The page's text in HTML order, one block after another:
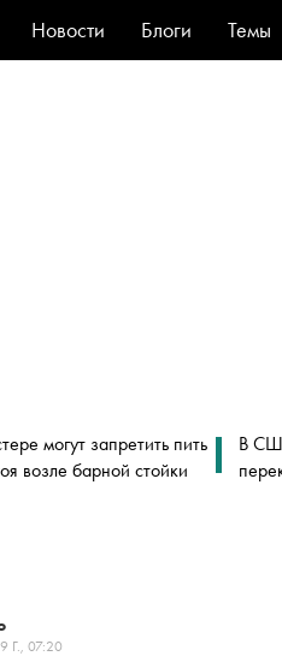
Новости Блоги Темы
Стиль
могут запретить пить
возле барной стойки
В
Г., 07:20